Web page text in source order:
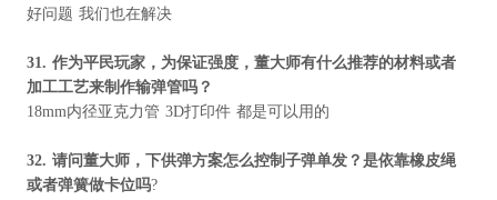
好问题 我们也在解决
31. 作为平民玩家，为保证强度，董大师有什么推荐的材料或者
加工工艺来制作输弹管吗？
18mm内径亚克力管 3D打印件 都是可以用的
32. 请问董大师，下供弹方案怎么控制子弹单发？是依靠橡皮绳
或者弹簧做卡位吗?